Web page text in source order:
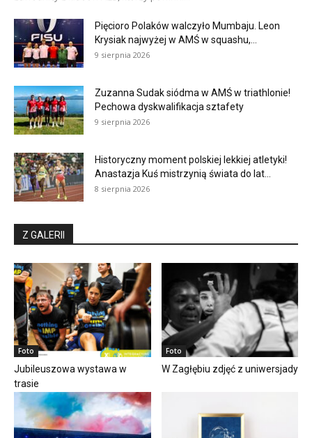
Pięcioro Polaków walczyło Mumbaju. Leon
Krysiak najwyżej w AMŚ w squashu,...
9 sierpnia 2026
Zuzanna Sudak siódma w AMŚ w triathlonie!
Pechowa dyskwalifikacja sztafety
9 sierpnia 2026
Historyczny moment polskiej lekkiej atletyki!
Anastazja Kuś mistrzynią świata do lat...
8 sierpnia 2026
Z GALERII
Foto
Jubileuszowa wystawa w
trasie
Foto
W Zagłębiu zdjęć z uniwersjady